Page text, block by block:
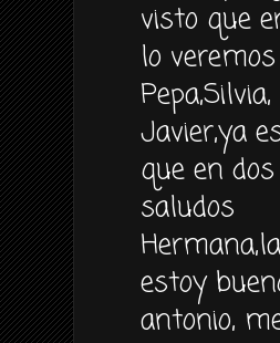
visto que
lo
Javier,ya
que en
saludos
estoy
antonio,